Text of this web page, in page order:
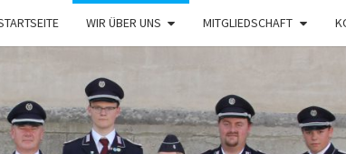
WIR ÜBER UNS MITGLIEDSCHAFT